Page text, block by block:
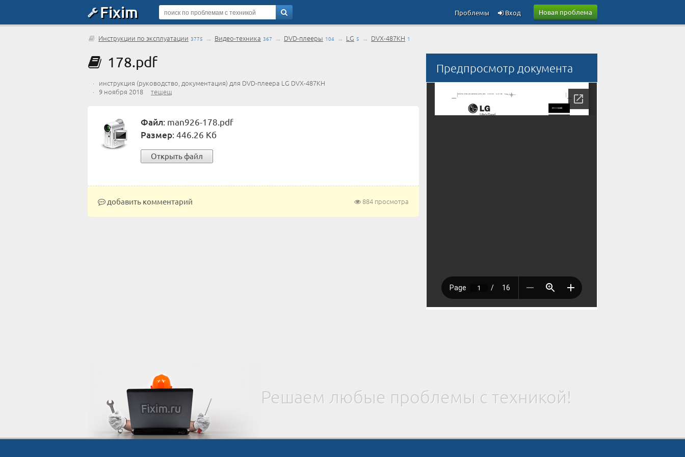
Fixim Новая проблема
Вход
Проблемы
Инструкции по эксплуатации 3775 → Видео-техника 367 → DVD-плееры 104 → LG 5 → DVX-487KH 1
Предпросмотр документа
178.pdf
· инструкция (руководство, документация) для DVD-плеера LG DVX-487KH
· 9 ноября 2018 тещещ
Файл: man926-178.pdf
Размер: 446.26 Кб
Открыть файл
884 просмотра
добавить комментарий
Решаем любые проблемы с техникой!